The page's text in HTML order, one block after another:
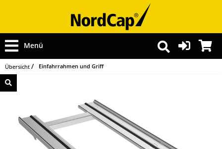
Menü
Übersicht Einfahrrahmen und Griff